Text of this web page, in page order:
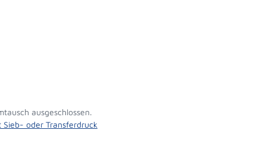
ausgeschlossen.
oder Transferdruck